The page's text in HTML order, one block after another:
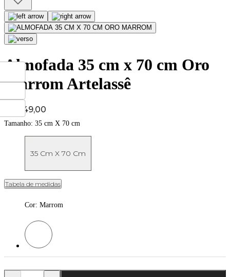
Almofada 35 cm x 70 cm Oro
Marrom Artelassê
Price:
R$ 349,00
Tamanho: 35 cm X 70 cm
35 Cm X 70 Cm
Tabela de medidas
Cor: Marrom
Cor: Marrom